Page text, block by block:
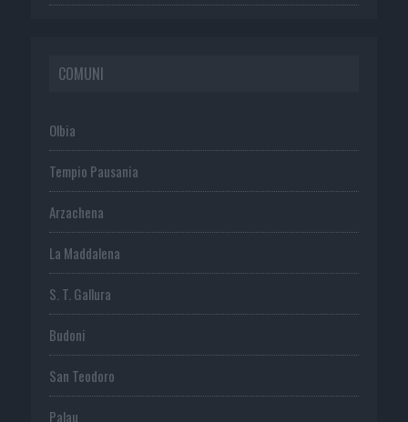
COMUNI
Olbia
Tempio Pausania
Arzachena
La Maddalena
S. T. Gallura
Budoni
San Teodoro
Palau